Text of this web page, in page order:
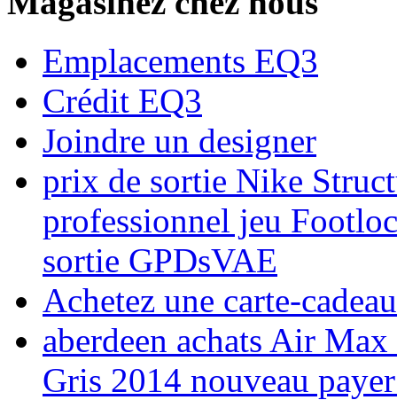
Emplacements EQ3
Crédit EQ3
Joindre un designer
prix de sortie Nike
professionnel jeu
sortie GPDsVAE
Achetez une carte-cadeau
aberdeen achats Air
Gris 2014 nouveau